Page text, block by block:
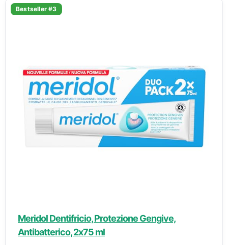
Bestseller #3
Meridol Dentifricio, Protezione Gengive,
Antibatterico, 2x75 ml